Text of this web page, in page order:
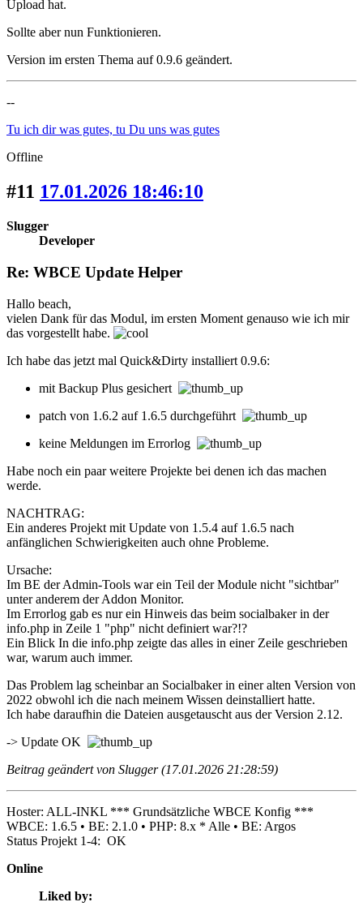
Upload hat.
Sollte aber nun Funktionieren.
Version im ersten Thema auf 0.9.6 geändert.
--
Tu ich dir was gutes, tu Du uns was gutes
Offline
#11 17.01.2026 18:46:10
Slugger
Developer
Re: WBCE Update Helper
Hallo beach,
vielen Dank für das Modul, im ersten Moment genauso wie ich mir
das vorgestellt habe.
Ich habe das jetzt mal Quick&Dirty installiert 0.9.6:
mit Backup Plus gesichert
patch von 1.6.2 auf 1.6.5 durchgeführt
keine Meldungen im Errorlog
Habe noch ein paar weitere Projekte bei denen ich das machen
werde.
NACHTRAG:
Ein anderes Projekt mit Update von 1.5.4 auf 1.6.5 nach
anfänglichen Schwierigkeiten auch ohne Probleme.
Ursache:
Im BE der Admin-Tools war ein Teil der Module nicht "sichtbar"
unter anderem der Addon Monitor.
Im Errorlog gab es nur ein Hinweis das beim socialbaker in der
info.php in Zeile 1 "php" nicht definiert war?!?
Ein Blick In die info.php zeigte das alles in einer Zeile geschrieben
war, warum auch immer.
Das Problem lag scheinbar an Socialbaker in einer alten Version von
2022 obwohl ich die nach meinem Wissen deinstalliert hatte.
Ich habe daraufhin die Dateien ausgetauscht aus der Version 2.12.
-> Update OK
Beitrag geändert von Slugger (17.01.2026 21:28:59)
Hoster: ALL-INKL *** Grundsätzliche WBCE Konfig ***
WBCE: 1.6.5 • BE: 2.1.0 • PHP: 8.x * Alle • BE: Argos
Status Projekt 1-4: OK
Online
Liked by: